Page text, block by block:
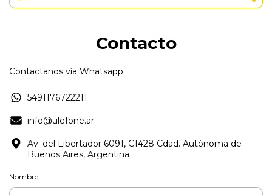
Contacto
Contactanos vía Whatsapp
5491176722211
info@ulefone.ar
Av. del Libertador 6091, C1428 Cdad. Autónoma de
Buenos Aires, Argentina
Nombre